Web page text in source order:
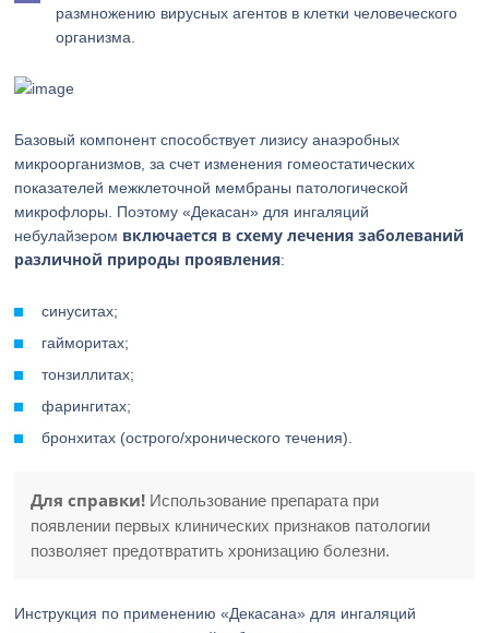
размножению вирусных агентов в клетки человеческого
организма.
Базовый компонент способствует лизису анаэробных
микроорганизмов, за счет изменения гомеостатических
показателей межклеточной мембраны патологической
микрофлоры. Поэтому «Декасан» для ингаляций
небулайзером включается в схему лечения заболеваний
различной природы проявления:
синуситах;
гайморитах;
тонзиллитах;
фарингитах;
бронхитах (острого/хронического течения).
Для справки! Использование препарата при
появлении первых клинических признаков патологии
позволяет предотвратить хронизацию болезни.
Инструкция по применению «Декасана» для ингаляций